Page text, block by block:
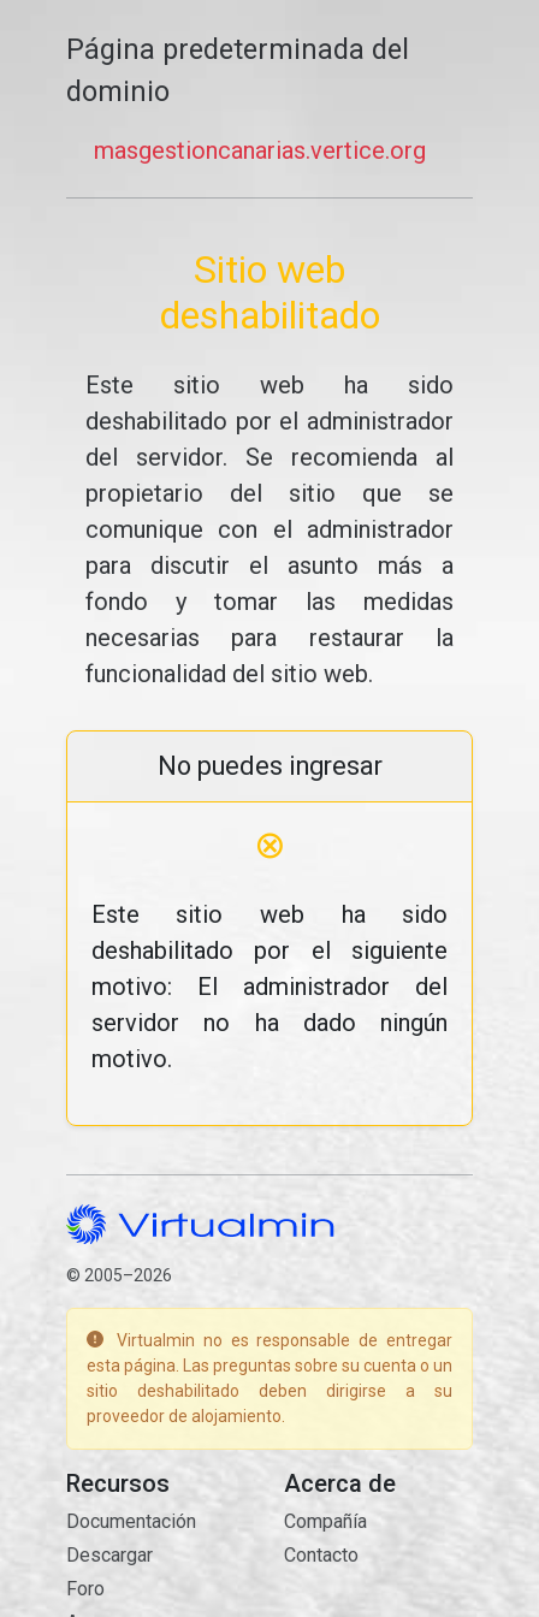
Página predeterminada del
dominio
masgestioncanarias.vertice.org
Sitio web
deshabilitado
Este sitio web ha sido
deshabilitado por el administrador
del servidor. Se recomienda al
propietario del sitio que se
comunique con el administrador
para discutir el asunto más a
fondo y tomar las medidas
necesarias para restaurar la
funcionalidad del sitio web.
No puedes ingresar
⊗
Este sitio web ha sido
deshabilitado por el siguiente
motivo: El administrador del
servidor no ha dado ningún
motivo.
© 2005–2026
Virtualmin no es responsable de entregar
esta página. Las preguntas sobre su cuenta o un
sitio deshabilitado deben dirigirse a su
proveedor de alojamiento.
Recursos
Documentación
Descargar
Foro
Acerca de
Compañía
Contacto